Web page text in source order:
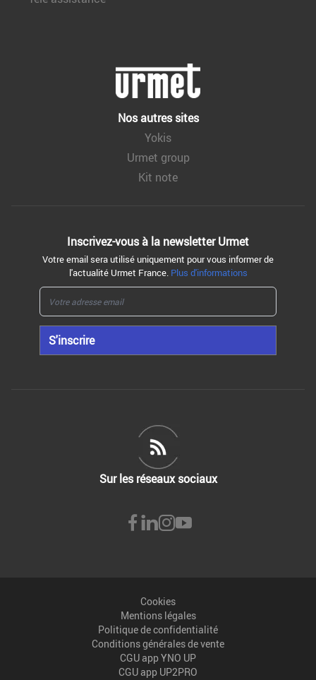
Nos autres sites
Yokis
Urmet group
Kit note
Inscrivez-vous à la newsletter Urmet
Votre email sera utilisé uniquement pour vous informer de
l'actualité Urmet France. Plus d'informations
S'inscrire
Sur les réseaux sociaux
Cookies
Mentions légales
Politique de confidentialité
Conditions générales de vente
CGU app YNO UP
CGU app UP2PRO